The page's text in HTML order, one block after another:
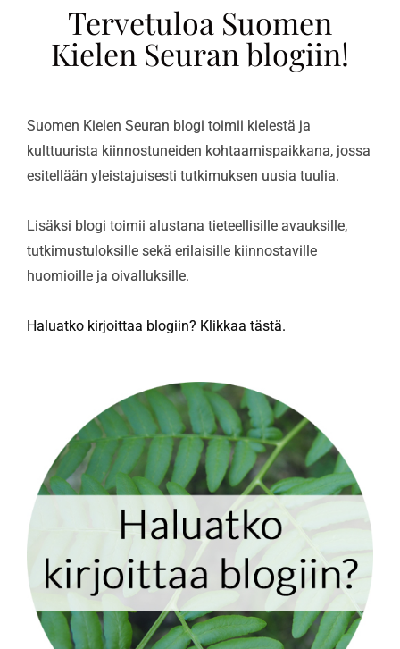
Tervetuloa Suomen
Kielen Seuran blogiin!
Suomen Kielen Seuran blogi toimii kielestä ja
kulttuurista kiinnostuneiden kohtaamispaikkana, jossa
esitellään yleistajuisesti tutkimuksen uusia tuulia.
Lisäksi blogi toimii alustana tieteellisille avauksille,
tutkimustuloksille sekä erilaisille kiinnostaville
huomioille ja oivalluksille.
Haluatko kirjoittaa blogiin? Klikkaa tästä.